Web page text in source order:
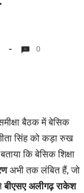
0
बैठक में बेसिक
सिंह को कड़ा रुख
कि बेसिक शिक्षा
अभी तक लंबित हैं, जो
बीएसए अलीगढ़ राकेश